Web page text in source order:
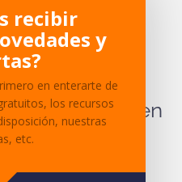
interesante?
sobre el
ponte en
nosotros.
recibir
y
en enterarte de
los recursos
nuestras
etc.